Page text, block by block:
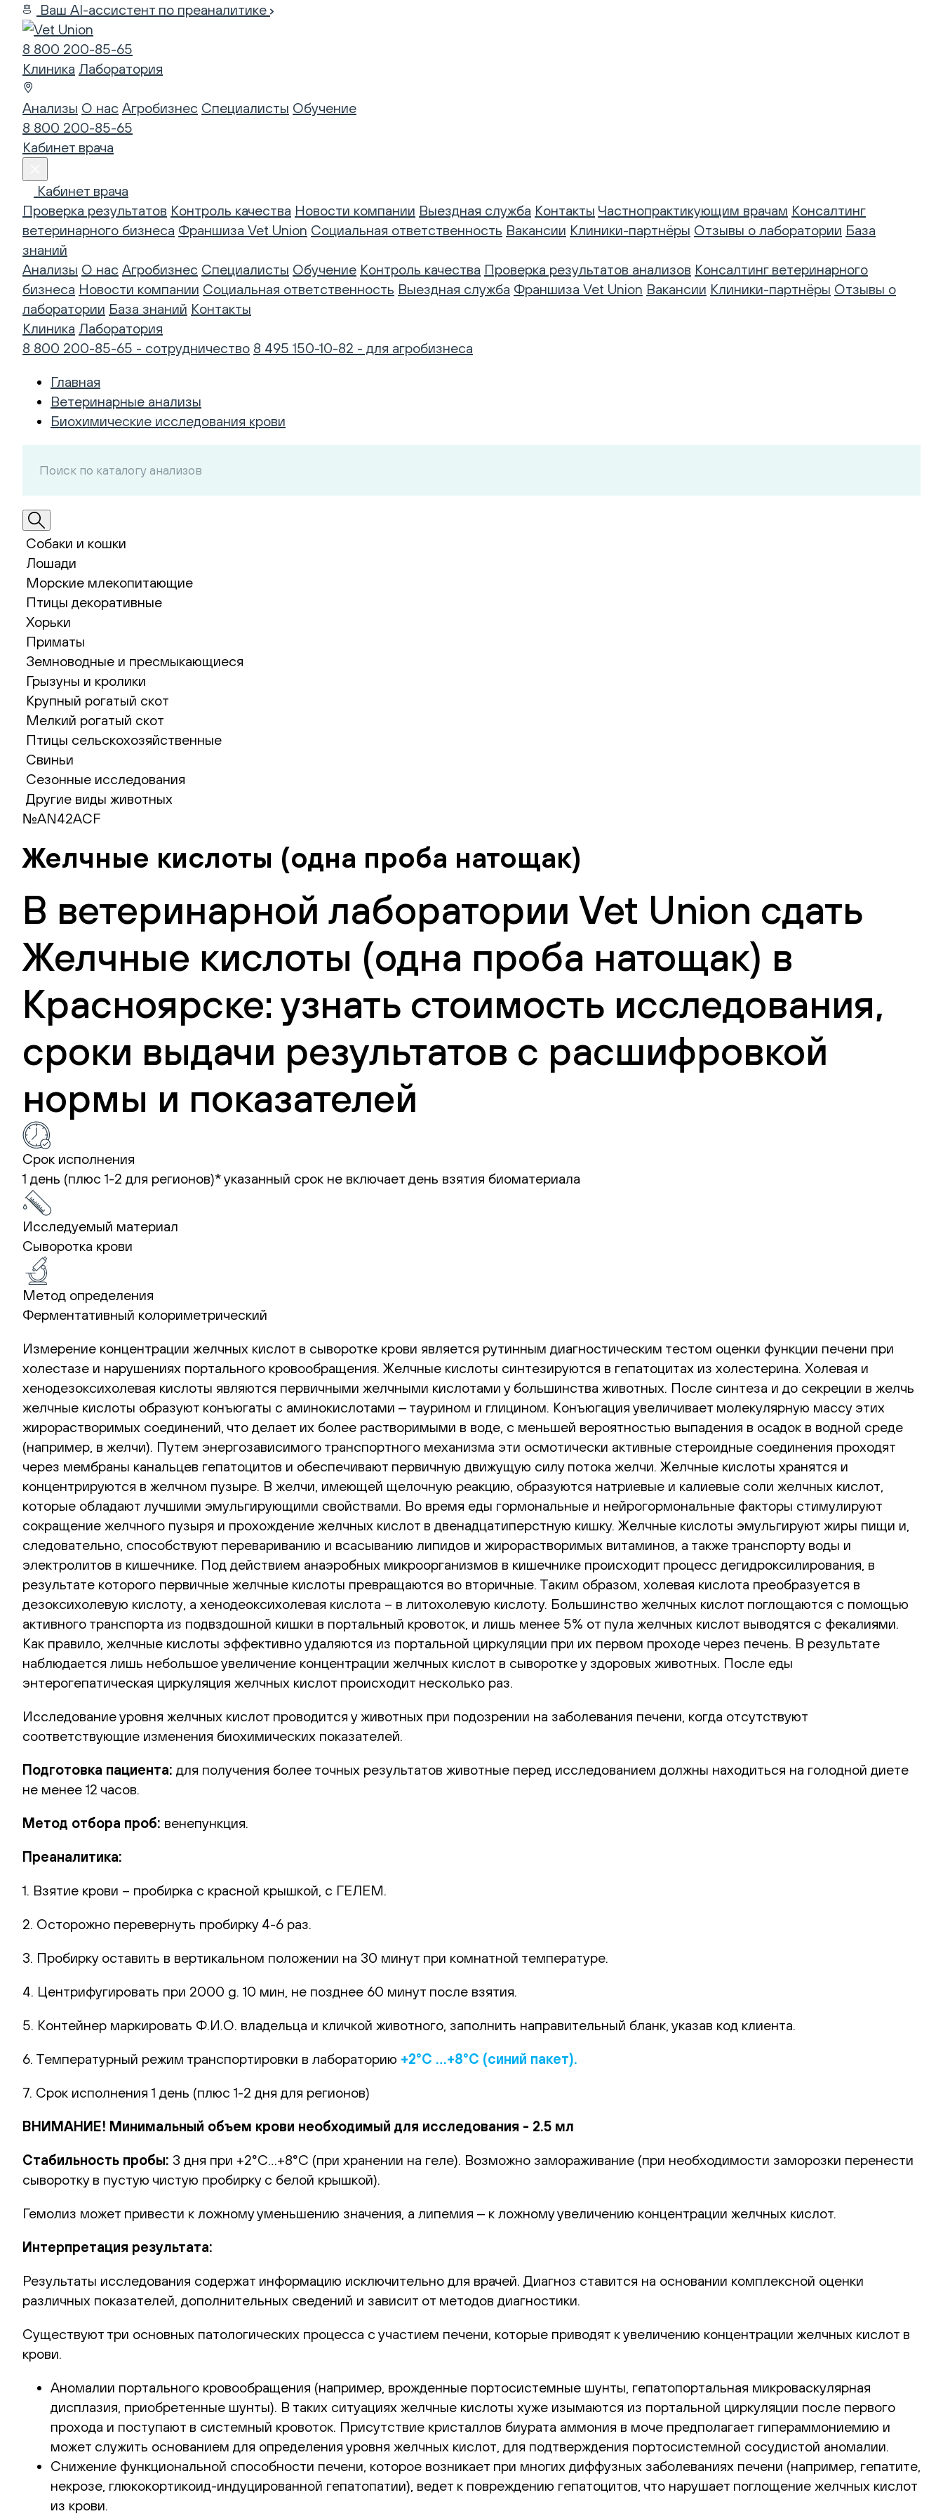
Ваш AI-ассистент по преаналитике
8 800 200-85-65
Клиника Лаборатория
Анализы О нас Агробизнес Специалисты Обучение
8 800 200-85-65
Кабинет врача
Кабинет врача
Проверка результатов Контроль качества Новости компании Выездная служба Контакты Частнопрактикующим врачам Консалтинг
ветеринарного бизнеса Франшиза Vet Union Социальная ответственность Вакансии Клиники-партнёры Отзывы о лаборатории База
знаний
Анализы О нас Агробизнес Специалисты Обучение Контроль качества Проверка результатов анализов Консалтинг ветеринарного
бизнеса Новости компании Социальная ответственность Выездная служба Франшиза Vet Union Вакансии Клиники-партнёры Отзывы о
лаборатории База знаний Контакты
Клиника Лаборатория
8 800 200-85-65 - сотрудничество 8 495 150-10-82 - для агробизнеса
Главная
Ветеринарные анализы
Биохимические исследования крови
Собаки и кошки
Лошади
Морские млекопитающие
Птицы декоративные
Хорьки
Приматы
Земноводные и пресмыкающиеся
Грызуны и кролики
Крупный рогатый скот
Мелкий рогатый скот
Птицы сельскохозяйственные
Свиньи
Сезонные исследования
Другие виды животных
№AN42ACF
Желчные кислоты (одна проба натощак)
В ветеринарной лаборатории Vet Union сдать
Желчные кислоты (одна проба натощак) в
Красноярске: узнать стоимость исследования,
сроки выдачи результатов с расшифровкой
нормы и показателей
Срок исполнения
1 день (плюс 1-2 для регионов)*указанный срок не включает день взятия биоматериала
Исследуемый материал
Сыворотка крови
Метод определения
Ферментативный колориметрический
Измерение концентрации желчных кислот в сыворотке крови является рутинным диагностическим тестом оценки функции печени при
холестазе и нарушениях портального кровообращения. Желчные кислоты синтезируются в гепатоцитах из холестерина. Холевая и
хенодезоксихолевая кислоты являются первичными желчными кислотами у большинства животных. После синтеза и до секреции в желчь
желчные кислоты образуют конъюгаты с аминокислотами ‒ таурином и глицином. Конъюгация увеличивает молекулярную массу этих
жирорастворимых соединений, что делает их более растворимыми в воде, с меньшей вероятностью выпадения в осадок в водной среде
(например, в желчи). Путем энергозависимого транспортного механизма эти осмотически активные стероидные соединения проходят
через мембраны канальцев гепатоцитов и обеспечивают первичную движущую силу потока желчи. Желчные кислоты хранятся и
концентрируются в желчном пузыре. В желчи, имеющей щелочную реакцию, образуются натриевые и калиевые соли желчных кислот,
которые обладают лучшими эмульгирующими свойствами. Во время еды гормональные и нейрогормональные факторы стимулируют
сокращение желчного пузыря и прохождение желчных кислот в двенадцатиперстную кишку. Желчные кислоты эмульгируют жиры пищи и,
следовательно, способствуют перевариванию и всасыванию липидов и жирорастворимых витаминов, а также транспорту воды и
электролитов в кишечнике. Под действием анаэробных микроорганизмов в кишечнике происходит процесс дегидроксилирования, в
результате которого первичные желчные кислоты превращаются во вторичные. Таким образом, холевая кислота преобразуется в
дезоксихолевую кислоту, а хенодеоксихолевая кислота – в литохолевую кислоту. Большинство желчных кислот поглощаются с помощью
активного транспорта из подвздошной кишки в портальный кровоток, и лишь менее 5% от пула желчных кислот выводятся с фекалиями.
Как правило, желчные кислоты эффективно удаляются из портальной циркуляции при их первом проходе через печень. В результате
наблюдается лишь небольшое увеличение концентрации желчных кислот в сыворотке у здоровых животных. После еды
энтерогепатическая циркуляция желчных кислот происходит несколько раз.
Исследование уровня желчных кислот проводится у животных при подозрении на заболевания печени, когда отсутствуют
соответствующие изменения биохимических показателей.
Подготовка пациента: для получения более точных результатов животные перед исследованием должны находиться на голодной диете
не менее 12 часов.
Метод отбора проб: венепункция.
Преаналитика:
1. Взятие крови – пробирка с красной крышкой, с ГЕЛЕМ.
2. Осторожно перевернуть пробирку 4-6 раз.
3. Пробирку оставить в вертикальном положении на 30 минут при комнатной температуре.
4. Центрифугировать при 2000 g. 10 мин, не позднее 60 минут после взятия.
5. Контейнер маркировать Ф.И.О. владельца и кличкой животного, заполнить направительный бланк, указав код клиента.
6. Температурный режим транспортировки в лабораторию +2°С …+8°С (синий пакет).
7. Срок исполнения 1 день (плюс 1-2 дня для регионов)
ВНИМАНИЕ! Минимальный объем крови необходимый для исследования - 2.5 мл
Стабильность пробы: 3 дня при +2°С…+8°С (при хранении на геле). Возможно замораживание (при необходимости заморозки перенести
сыворотку в пустую чистую пробирку с белой крышкой).
Гемолиз может привести к ложному уменьшению значения, а липемия ‒ к ложному увеличению концентрации желчных кислот.
Интерпретация результата:
Результаты исследования содержат информацию исключительно для врачей. Диагноз ставится на основании комплексной оценки
различных показателей, дополнительных сведений и зависит от методов диагностики.
Существуют три основных патологических процесса с участием печени, которые приводят к увеличению концентрации желчных кислот в
крови.
Аномалии портального кровообращения (например, врожденные портосистемные шунты, гепатопортальная микроваскулярная
дисплазия, приобретенные шунты). В таких ситуациях желчные кислоты хуже изымаются из портальной циркуляции после первого
прохода и поступают в системный кровоток. Присутствие кристаллов биурата аммония в моче предполагает гипераммониемию и
может служить основанием для определения уровня желчных кислот, для подтверждения портосистемной сосудистой аномалии.
Снижение функциональной способности печени, которое возникает при многих диффузных заболеваниях печени (например, гепатите,
некрозе, глюкокортикоид-индуцированной гепатопатии), ведет к повреждению гепатоцитов, что нарушает поглощение желчных кислот
из крови.